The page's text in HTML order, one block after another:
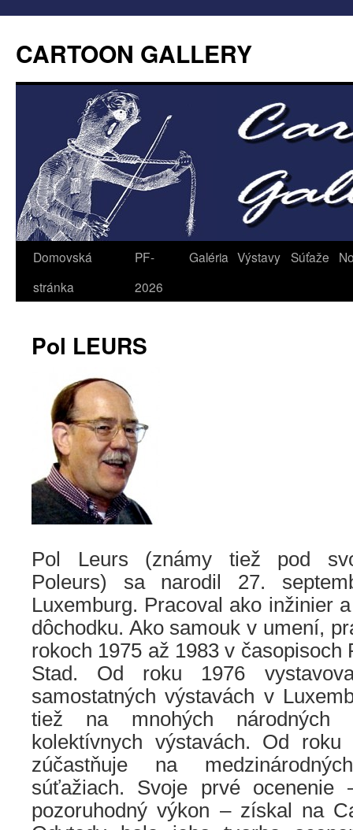
CARTOON GALLERY
Domovská
stránka
PF-
2026
Galéria Výstavy Súťaže
Pol LEURS
Pol Leurs (známy tiež pod
Poleurs) sa narodil 27.
Luxemburg. Pracoval ako inžinier
dôchodku. Ako samouk v umení,
rokoch 1975 až 1983 v časopisoch
Stad. Od roku 1976
samostatných výstavách v
tiež na mnohých národných
kolektívnych výstavách. Od
zúčastňuje na
súťažiach. Svoje prvé ocenenie
pozoruhodný výkon – získal na